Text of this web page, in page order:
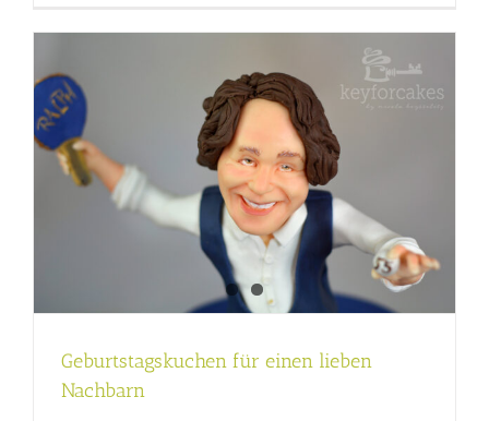
Geburtstagskuchen für einen lieben
Nachbarn